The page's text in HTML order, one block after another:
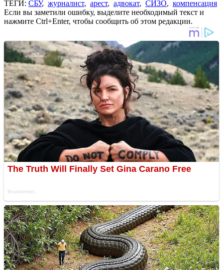
ТЕГИ: СБУ, журналист, арест, адвокат, СИЗО, компенсация
Если вы заметили ошибку, выделите необходимый текст и
нажмите Ctrl+Enter, чтобы сообщить об этом редакции.